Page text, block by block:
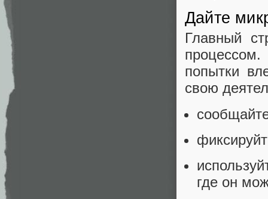
Дайте
Главный
процессом.
попытки
свою
где он